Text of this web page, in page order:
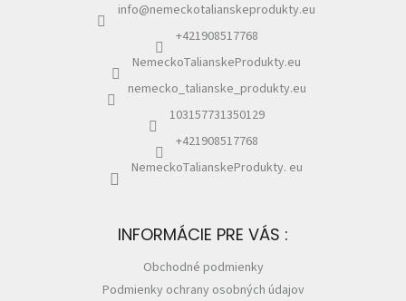
info@nemeckotalianskeprodukty.eu
+421908517768
NemeckoTalianskeProdukty.eu
nemecko_talianske_produkty.eu
103157731350129
+421908517768
NemeckoTalianskeProdukty. eu
INFORMÁCIE PRE VÁS :
Obchodné podmienky
Podmienky ochrany osobných údajov